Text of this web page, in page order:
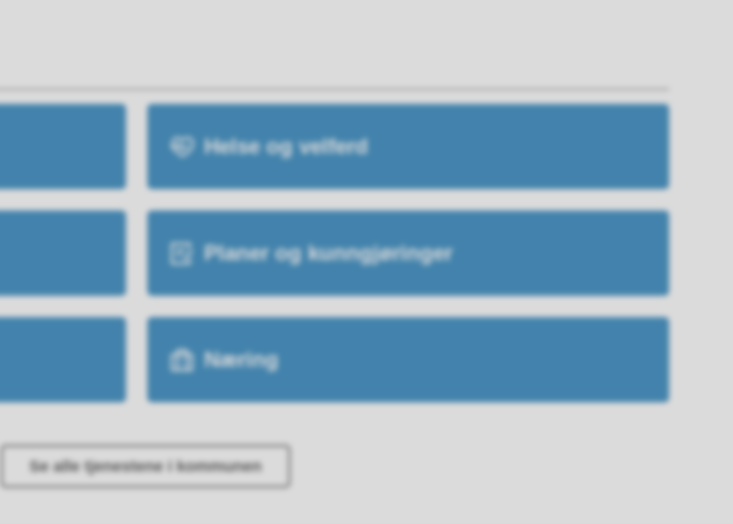
Helse og velferd
Planer og kunngjøringer
Næring
Se alle tjenestene i kommunen